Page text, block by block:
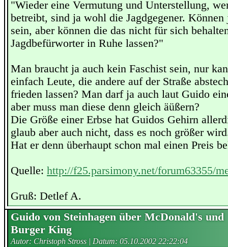
"Wieder eine Vermutung und Unterstellung,
betreibt, sind ja wohl die Jagdgegener. Können
sein, aber können die das nicht für sich
Jagdbefürworter in Ruhe lassen?"
Man braucht ja auch kein Faschist sein, nur
einfach Leute, die andere auf der Straße
frieden lassen? Man darf ja auch laut Guido
aber muss man diese denn gleich äüßern?
Die Größe einer Erbse hat Guidos Gehirn
glaub aber auch nicht, dass es noch größer
Hat er denn überhaupt schon mal einen Preis
Quelle: http://f25.parsimony.net/forum63355/
Gruß: Detlef A.
Guido von Steinhagen über McDonald's und
Burger King
Autor: Christoph Stross | Datum: 05.10.2002 22:22:04